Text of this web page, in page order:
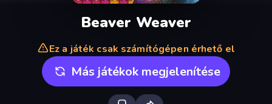
Beaver Weaver
Ez a játék csak számítógépen érhető el
Más játékok megjelenítése